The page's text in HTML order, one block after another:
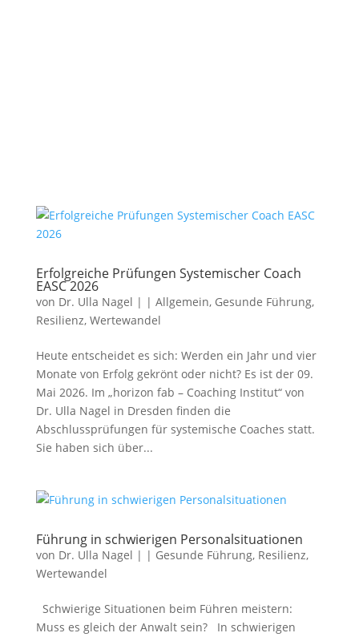
Erfolgreiche Prüfungen Systemischer Coach
EASC 2026
von Dr. Ulla Nagel | | Allgemein, Gesunde Führung,
Resilienz, Wertewandel
Heute entscheidet es sich: Werden ein Jahr und vier
Monate von Erfolg gekrönt oder nicht? Es ist der 09.
Mai 2026. Im „horizon fab – Coaching Institut“ von
Dr. Ulla Nagel in Dresden finden die
Abschlussprüfungen für systemische Coaches statt.
Sie haben sich über...
Führung in schwierigen Personalsituationen
von Dr. Ulla Nagel | | Gesunde Führung, Resilienz,
Wertewandel
Schwierige Situationen beim Führen meistern:
Muss es gleich der Anwalt sein? In schwierigen